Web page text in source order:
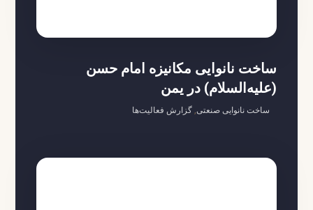
ساخت نانوایی مکانیزه امام حسن
(علیه‌السلام) در یمن
ساخت نانوایی صنعتی,گزارش فعالیت‌ها